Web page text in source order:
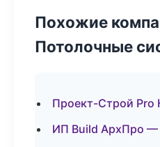
Похожие
Потолочные
Проект-Строй Pro
ИП Build АрхПро —